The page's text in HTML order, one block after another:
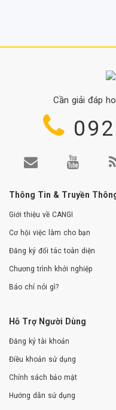
Cần giải đáp
Thông Tin & Truyền
Giới thiệu về CANGI
Cơ hội việc làm cho bạn
Đăng ký đối tác toàn diện
Chương trình khởi nghiệp
Báo chí nói gì?
Hỗ Trợ Người Dùng
Đăng ký tài khoản
Điều khoản sử dụng
Chính sách bảo mật
Hướng dẫn sử dụng